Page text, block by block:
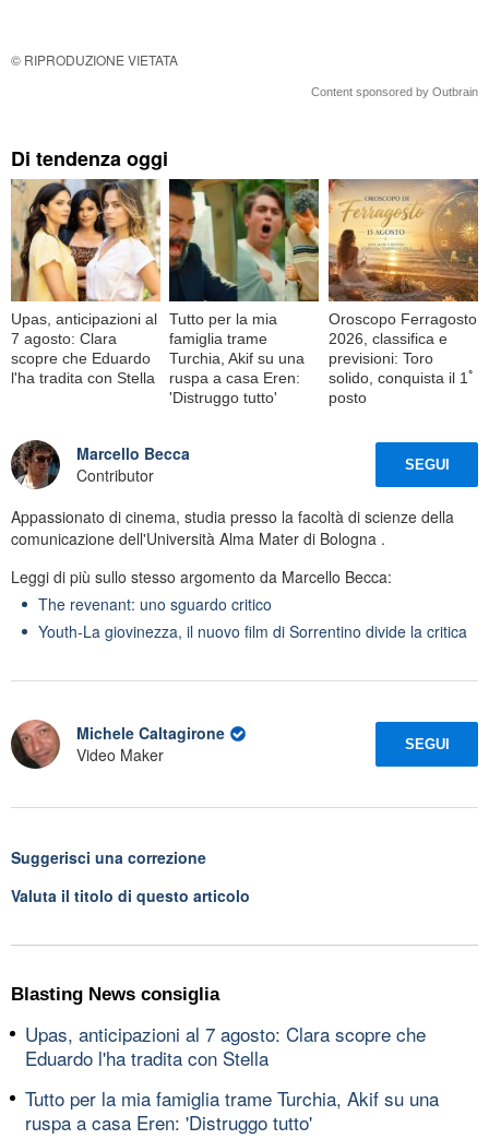
© RIPRODUZIONE VIETATA
Content sponsored by Outbrain
Di tendenza oggi
Upas, anticipazioni al
7 agosto: Clara
scopre che Eduardo
l'ha tradita con Stella
Tutto per la mia
famiglia trame
Turchia, Akif su una
ruspa a casa Eren:
'Distruggo tutto'
Oroscopo Ferragosto
2026, classifica e
previsioni: Toro
solido, conquista il 1ﾟ
posto
Marcello Becca
Contributor
SEGUI
Appassionato di cinema, studia presso la facoltà di scienze della
comunicazione dell'Università Alma Mater di Bologna .
Leggi di più sullo stesso argomento da Marcello Becca:
The revenant: uno sguardo critico
Youth-La giovinezza, il nuovo film di Sorrentino divide la critica
Michele Caltagirone
Video Maker
SEGUI
Suggerisci una correzione
Valuta il titolo di questo articolo
Blasting News consiglia
Upas, anticipazioni al 7 agosto: Clara scopre che
Eduardo l'ha tradita con Stella
Tutto per la mia famiglia trame Turchia, Akif su una
ruspa a casa Eren: 'Distruggo tutto'